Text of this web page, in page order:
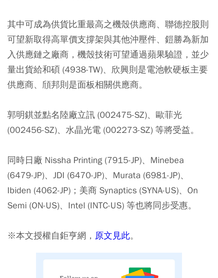
其中可成為供貨比重最高之機殼供應商、聯德控股則
可望新取得高單價支撐架與其他沖壓件、鎧勝為新加
入供應鏈之廠商，機殼技術可望通過蘋果驗證，並少
量出貨給和碩 (4938-TW)、欣興則是電池軟硬板主要
供應商、頎邦則是面板相關供應商。
郭明錤並點名陸廠立訊 (002475-SZ)、歐菲光
(002456-SZ)、水晶光電 (002273-SZ) 等將受益。
同時日廠 Nissha Printing (7915-JP)、Minebea
(6479-JP)、JDI (6470-JP)、Murata (6981-JP)、
Ibiden (4062-JP)；美商 Synaptics (SYNA-US)、On
Semi (ON-US)、Intel (INTC-US) 等也將同步受惠。
※本文授權自鉅亨網， 原文見此。